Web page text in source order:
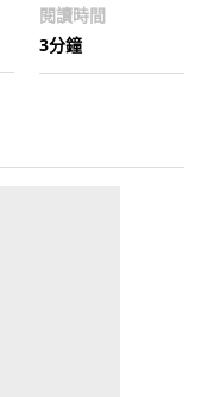
閱讀時間
3分鐘